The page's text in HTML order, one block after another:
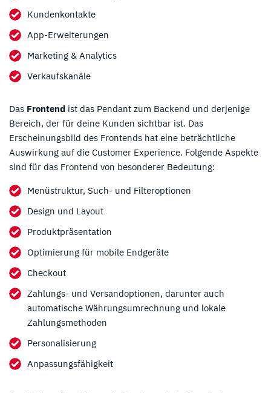
Kundenkontakte
App-Erweiterungen
Marketing & Analytics
Verkaufskanäle
Das Frontend ist das Pendant zum Backend und derjenige
Bereich, der für deine Kunden sichtbar ist. Das
Erscheinungsbild des Frontends hat eine beträchtliche
Auswirkung auf die Customer Experience. Folgende Aspekte
sind für das Frontend von besonderer Bedeutung:
Menüstruktur, Such- und Filteroptionen
Design und Layout
Produktpräsentation
Optimierung für mobile Endgeräte
Checkout
Zahlungs- und Versandoptionen, darunter auch
automatische Währungsumrechnung und lokale
Zahlungsmethoden
Personalisierung
Anpassungsfähigkeit